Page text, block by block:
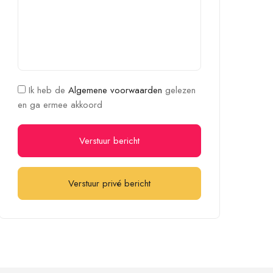
Ik heb de Algemene voorwaarden gelezen
en ga ermee akkoord
Verstuur bericht
Verstuur privé bericht